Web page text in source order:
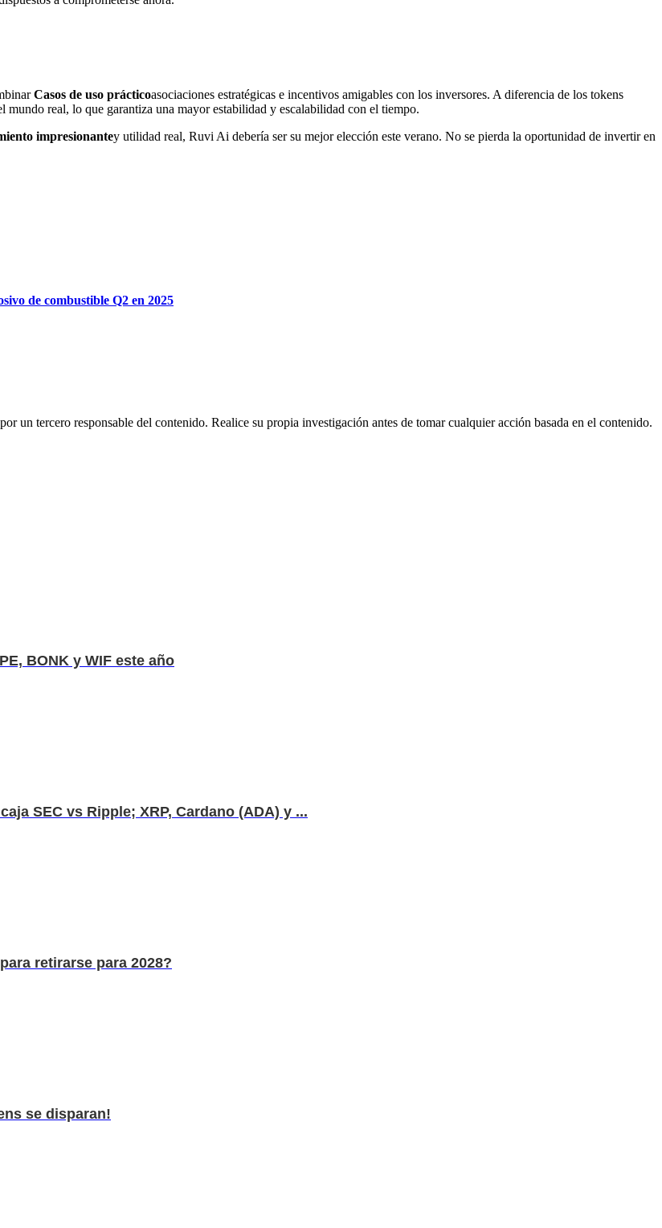
Casos de uso prácticoasociaciones estratégicas e incentivos amigables con los inversores. A diferencia de los tokens
real, lo que garantiza una mayor estabilidad y escalabilidad con el tiempo.
impresionantey utilidad real, Ruvi Ai debería ser su mejor elección este verano. No se pierda la oportunidad de invertir en
de combustible Q2 en 2025
un tercero responsable del contenido. Realice su propia investigación antes de tomar cualquier acción basada en el contenido.
BONK y WIF este año
SEC vs Ripple; XRP, Cardano (ADA) y ...
retirarse para 2028?
se disparan!